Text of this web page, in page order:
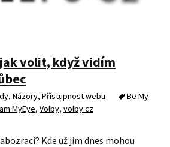
volit, když vidím
, Názory, Přístupnost webu
Be My
MyEye, Volby, volby.cz
Kde už jim dnes mohou